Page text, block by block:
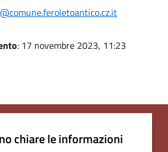
: 17 novembre 2023, 11:23
chiare le informazioni